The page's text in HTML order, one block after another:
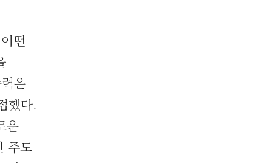
떤
은
했다.
운
주도